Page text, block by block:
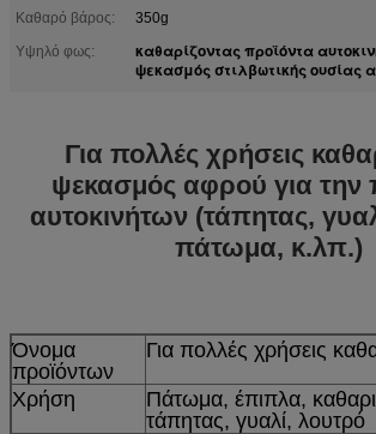
Καθαρό βάρος:
350g
Υψηλό φως:
καθαρίζοντας προϊόντα
ψεκασμός στιλβωτικής ουσίας
Για πολλές χρήσεις
ψεκασμός αφρού για την
αυτοκινήτων (τάπητας,
πάτωμα, κ.λπ.)
Όνομα
προϊόντων
Για πολλές χρήσεις
Χρήση
Πάτωμα, έπιπλα,
τάπητας, γυαλί, λουτρό